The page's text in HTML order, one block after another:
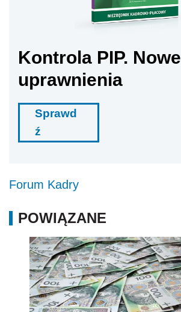
Kontrola PIP. Nowe
uprawnienia
Sprawd
ź
Forum Kadry
POWIĄZANE